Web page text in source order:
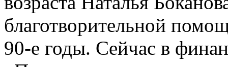
благотворительной
90­-е годы. Сейчас в